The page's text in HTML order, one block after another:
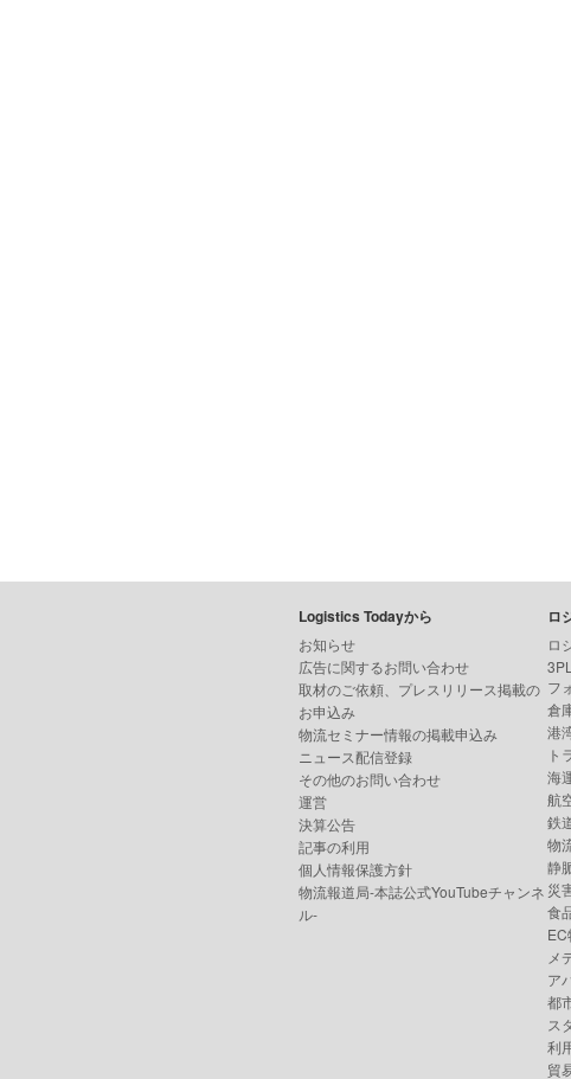
Logistics Todayから
お知らせ
広告に関するお問い合わせ
取材のご依頼、プレスリリース掲載の
お申込み
物流セミナー情報の掲載申込み
ニュース配信登録
その他のお問い合わせ
運営
決算公告
記事の利用
個人情報保護方針
物流報道局-本誌公式YouTubeチャンネ
ル-
ロ
ロ
3PL
フ
倉
港
ト
海
航
鉄
物
静
災
食
メ
ア
都
ス
利
貿